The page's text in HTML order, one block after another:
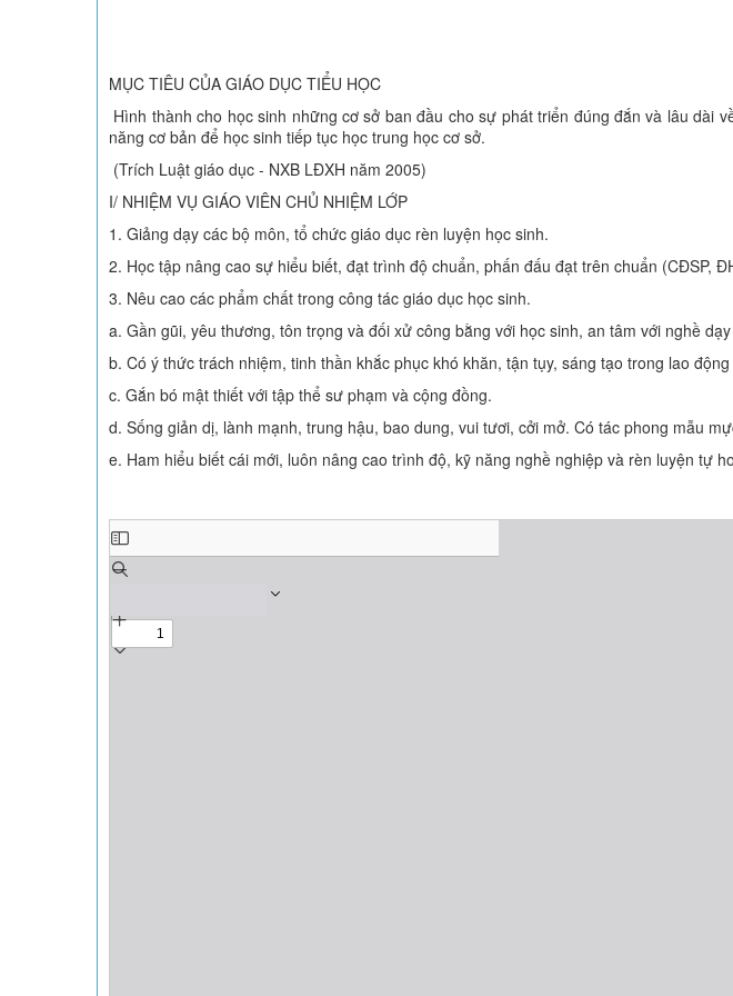
MỤC TIÊU CỦA GIÁO DỤC TIỂU HỌC
Hình thành cho học sinh những cơ sở ban đầu cho sự phát triển đúng đắn và lâu dài
năng cơ bản để học sinh tiếp tục học trung học cơ sở.
(Trích Luật giáo dục - NXB LĐXH năm 2005)
I/ NHIỆM VỤ GIÁO VIÊN CHỦ NHIỆM LỚP
1. Giảng dạy các bộ môn, tổ chức giáo dục rèn luyện học sinh.
2. Học tập nâng cao sự hiểu biết, đạt trình độ chuẩn, phấn đấu đạt trên chuẩn (CĐSP,
3. Nêu cao các phẩm chất trong công tác giáo dục học sinh.
a. Gần gũi, yêu thương, tôn trọng và đối xử công bằng với học sinh, an tâm với nghề
b. Có ý thức trách nhiệm, tinh thần khắc phục khó khăn, tận tụy, sáng tạo trong lao
c. Gắn bó mật thiết với tập thể sư phạm và cộng đồng.
d. Sống giản dị, lành mạnh, trung hậu, bao dung, vui tươi, cởi mở. Có tác phong mẫu
e. Ham hiểu biết cái mới, luôn nâng cao trình độ, kỹ năng nghề nghiệp và rèn luyện tự